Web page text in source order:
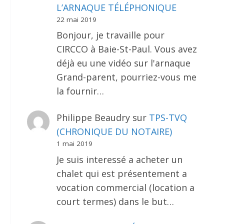
L’ARNAQUE TÉLÉPHONIQUE
22 mai 2019
Bonjour, je travaille pour
CIRCCO à Baie-St-Paul. Vous avez
déjà eu une vidéo sur l'arnaque
Grand-parent, pourriez-vous me
la fournir…
Philippe Beaudrysur TPS-TVQ
(CHRONIQUE DU NOTAIRE)
1 mai 2019
Je suis interessé a acheter un
chalet qui est présentement a
vocation commercial (location a
court termes) dans le but…